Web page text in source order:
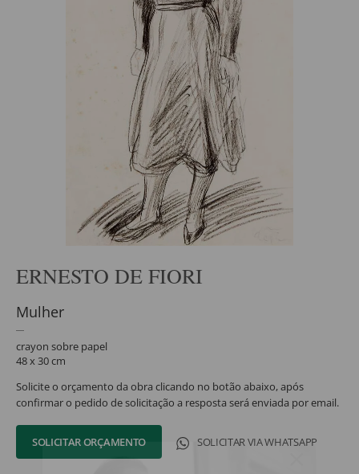
ERNESTO DE FIORI
Mulher
crayon sobre papel
48 x 30 cm
Solicite o orçamento da obra clicando no botão abaixo, após
confirmar o pedido de solicitação a resposta será enviada por email.
SOLICITAR ORÇAMENTO SOLICITAR VIA WHATSAPP